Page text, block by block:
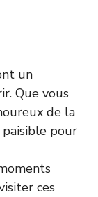
un
Que vous
de la
paisible pour
ces